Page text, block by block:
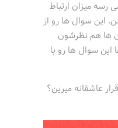
میزان ارتباط
این سوال ها رو از
ها هم نظرشون
این سوال ها رو با
عاشقانه میرین؟